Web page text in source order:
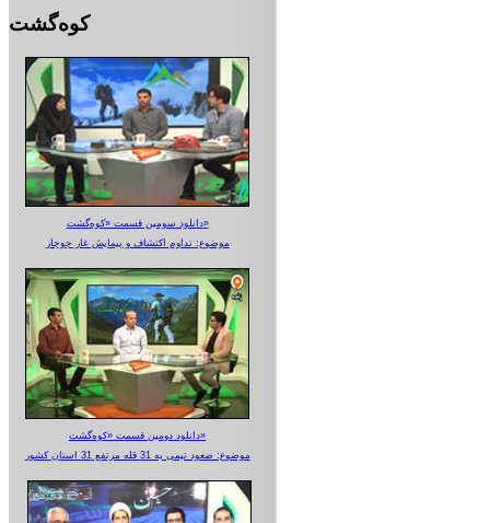
کوه‌گشت
دانلود سومین قسمت «کوه‌گشت»
موضوع: تداوم اکتشاف و پیمایش غار جوجار
دانلود دومین قسمت «کوه‌گشت»
موضوع: صعود تیمی به 31 قله مرتفع 31 استان کشور